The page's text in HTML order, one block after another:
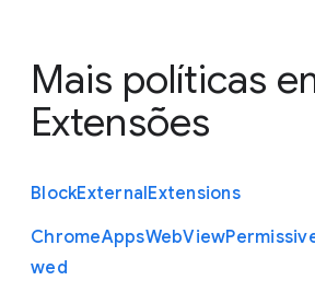
Mais políticas
Extensões
BlockExternalExtensions
ChromeAppsWebView
wed